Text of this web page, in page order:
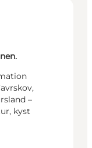
–
kyst